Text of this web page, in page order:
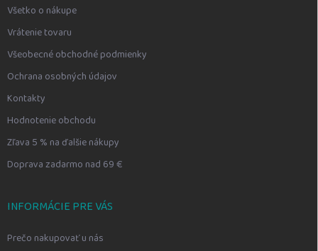
Všetko o nákupe
Vrátenie tovaru
Všeobecné obchodné podmienky
Ochrana osobných údajov
Kontakty
Hodnotenie obchodu
Zľava 5 % na ďalšie nákupy
Doprava zadarmo nad 69 €
INFORMÁCIE PRE VÁS
Prečo nakupovať u nás